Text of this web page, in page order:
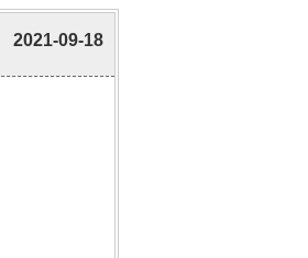
2021-09-18